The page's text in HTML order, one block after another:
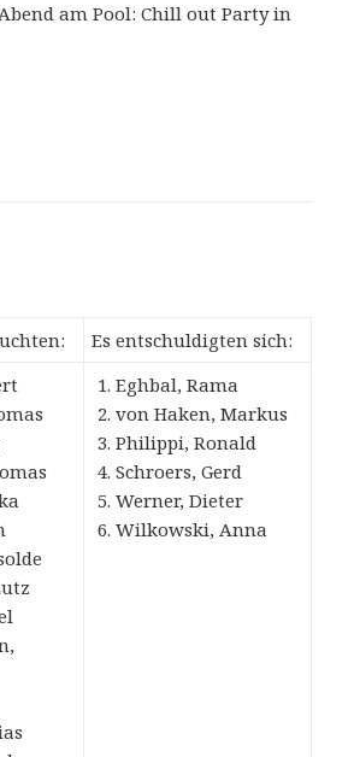
am Pool:Chill out Party in
Es entschuldigten sich:
Eghbal, Rama
von Haken, Markus
Philippi, Ronald
Schroers, Gerd
Werner, Dieter
Wilkowski, Anna